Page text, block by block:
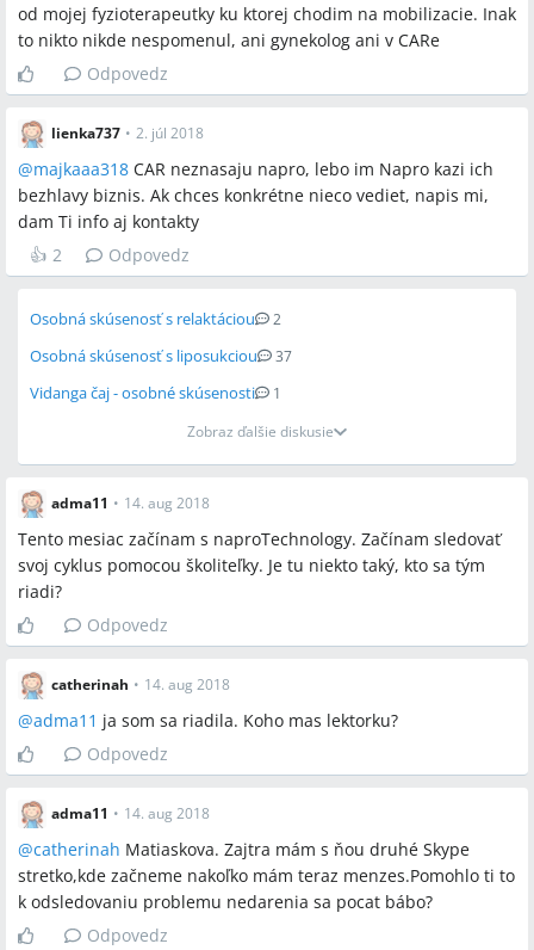
od mojej fyzioterapeutky ku ktorej chodim na mobilizacie. Inak
to nikto nikde nespomenul, ani gynekolog ani v CARe
Odpovedz
lienka737 • 2. júl 2018
@majkaaa318 CAR neznasaju napro, lebo im Napro kazi ich
bezhlavy biznis. Ak chces konkrétne nieco vediet, napis mi,
dam Ti info aj kontakty
👍 2 Odpovedz
Osobná skúsenosť s relaktáciou 2
Osobná skúsenosť s liposukciou 37
Vidanga čaj - osobné skúsenosti
1
Zobraz ďalšie diskusie
adma11 • 14. aug 2018
Tento mesiac začínam s naproTechnology. Začínam sledovať
svoj cyklus pomocou školiteľky. Je tu niekto taký, kto sa tým
riadi?
Odpovedz
catherinah • 14. aug 2018
@adma11 ja som sa riadila. Koho mas lektorku?
Odpovedz
adma11 • 14. aug 2018
@catherinah Matiaskova. Zajtra mám s ňou druhé Skype
stretko,kde začneme nakoľko mám teraz menzes.Pomohlo ti to
k odsledovaniu problemu nedarenia sa pocat bábo?
Odpovedz